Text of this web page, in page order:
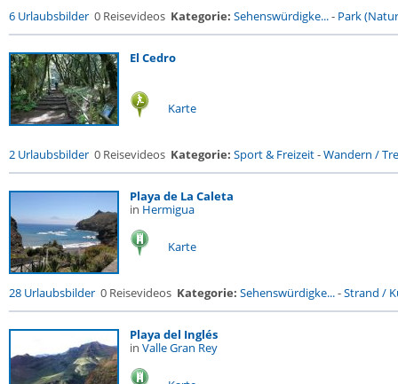
6 Urlaubsbilder 0 Reisevideos Kategorie: Sehenswürdigke...- Park
El Cedro
Karte
2 Urlaubsbilder 0 Reisevideos Kategorie: Sport & Freizeit-Wandern /
Playa de La Caleta
in Hermigua
Karte
28 Urlaubsbilder 0 Reisevideos Kategorie: Sehenswürdigke...-Strand /
Playa del Inglés
in Valle Gran Rey